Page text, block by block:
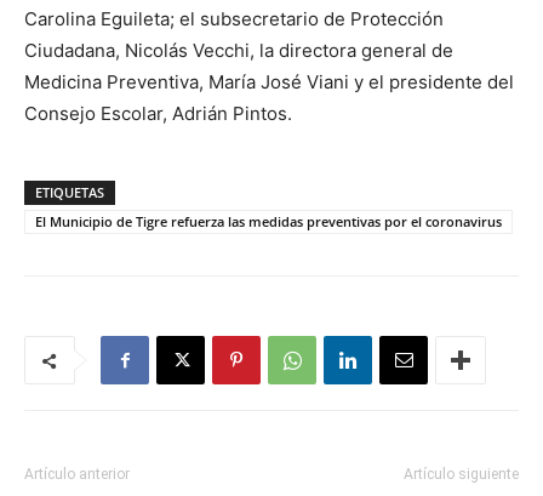
Carolina Eguileta; el subsecretario de Protección
Ciudadana, Nicolás Vecchi, la directora general de
Medicina Preventiva, María José Viani y el presidente del
Consejo Escolar, Adrián Pintos.
ETIQUETAS
El Municipio de Tigre refuerza las medidas preventivas por el coronavirus
Artículo anterior Artículo siguiente